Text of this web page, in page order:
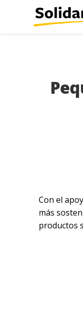
Con el
más
productos